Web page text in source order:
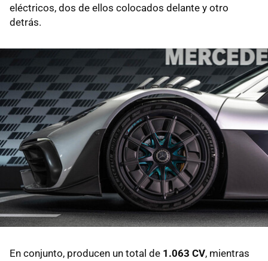
eléctricos, dos de ellos colocados delante y otro
detrás.
En conjunto, producen un total de 1.063 CV, mientras